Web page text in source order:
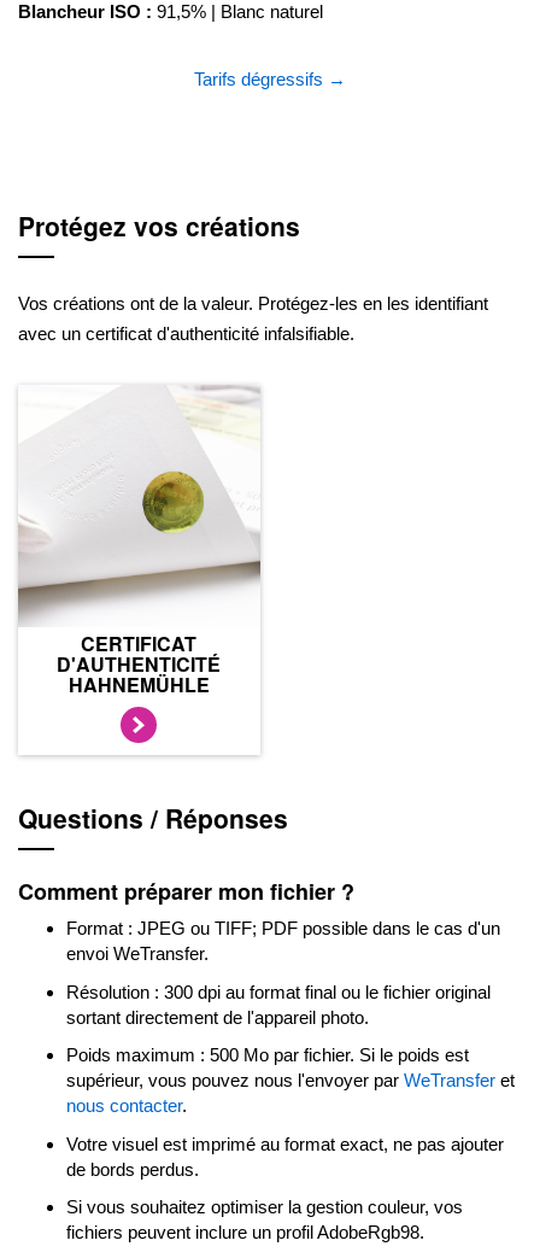
Blancheur ISO : 91,5% | Blanc naturel
Tarifs dégressifs →
Protégez vos créations
Vos créations ont de la valeur. Protégez-les en les identifiant
avec un certificat d'authenticité infalsifiable.
CERTIFICAT
D'AUTHENTICITÉ
HAHNEMÜHLE
Questions / Réponses
Comment préparer mon fichier ?
Format : JPEG ou TIFF; PDF possible dans le cas d'un
envoi WeTransfer.
Résolution : 300 dpi au format final ou le fichier original
sortant directement de l'appareil photo.
Poids maximum : 500 Mo par fichier. Si le poids est
supérieur, vous pouvez nous l'envoyer par WeTransfer et
nous contacter.
Votre visuel est imprimé au format exact, ne pas ajouter
de bords perdus.
Si vous souhaitez optimiser la gestion couleur, vos
fichiers peuvent inclure un profil AdobeRgb98.